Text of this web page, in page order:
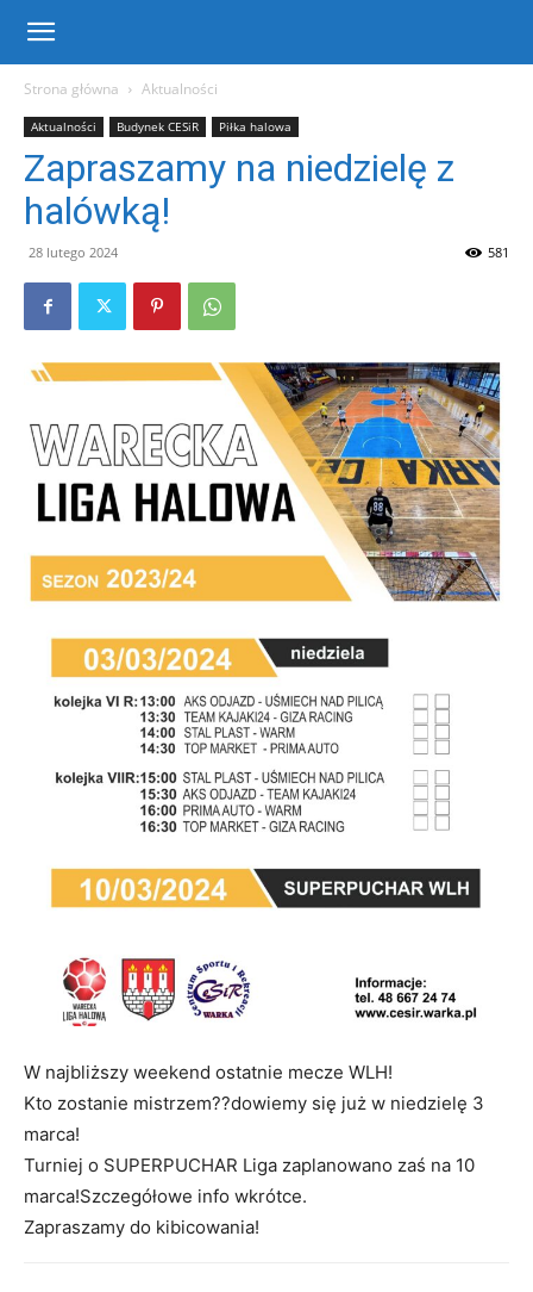
Centrum
Sportu
Rekreacji
Warce
Strona główna Aktualności
Aktualności Budynek CESiR Piłka halowa
Zapraszamy na niedzielę z
halówką!
28 lutego 2024 581
W najbliższy weekend ostatnie mecze WLH!
Kto zostanie mistrzem??dowiemy się już w niedzielę 3
marca!
Turniej o SUPERPUCHAR Liga zaplanowano zaś na 10
marca!Szczegółowe info wkrótce.
Zapraszamy do kibicowania!